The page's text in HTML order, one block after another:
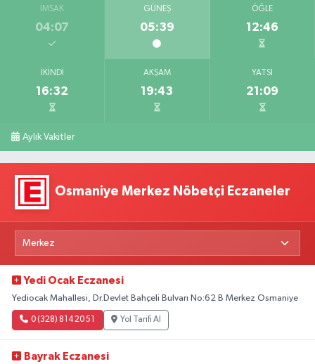
İMSAK
04:07
GÜNEŞ
05:39
ÖĞLE
12:46
İKINDI
16:32
AKŞAM
19:43
YATSI
21:09
Aylık Vakitler
Osmaniye Merkez Nöbetçi Eczaneler
Yedi Ocak Eczanesi
Yediocak Mahallesi, Dr.Devlet Bahçeli Bulvarı No:62 B Merkez Osmaniye
0 (328) 814 20 51 Yol Tarifi Al
Bayrak Eczanesi